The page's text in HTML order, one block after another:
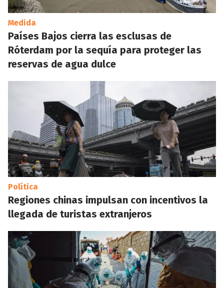
Medida
Países Bajos cierra las esclusas de
Róterdam por la sequía para proteger las
reservas de agua dulce
Política
Regiones chinas impulsan con incentivos la
llegada de turistas extranjeros